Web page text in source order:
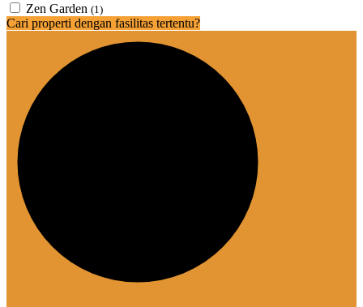
Zen Garden (1)
Cari properti dengan fasilitas tertentu?